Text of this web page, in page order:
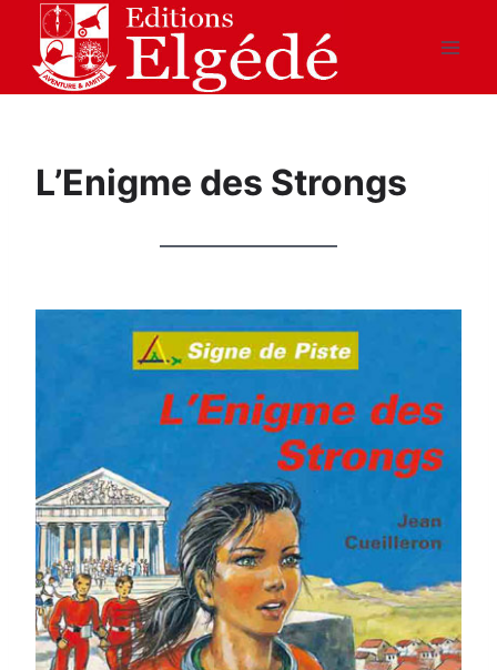
contenu
L’Enigme des Strongs